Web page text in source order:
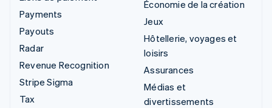
Payments
Payouts
Radar
Revenue Recognition
Stripe Sigma
Tax
Économie de la création
Jeux
Hôtellerie, voyages et
loisirs
Assurances
Médias et
divertissements